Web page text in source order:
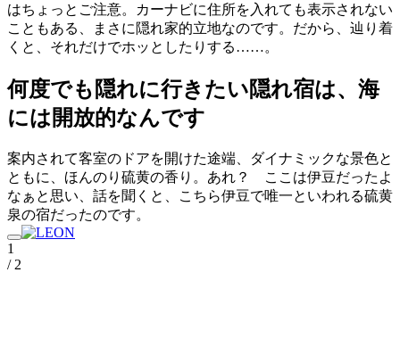
はちょっとご注意。カーナビに住所を入れても表示されない
こともある、まさに隠れ家的立地なのです。だから、辿り着
くと、それだけでホッとしたりする……。
何度でも隠れに行きたい隠れ宿は、海
には開放的なんです
案内されて客室のドアを開けた途端、ダイナミックな景色と
ともに、ほんのり硫黄の香り。あれ？ ここは伊豆だったよ
なぁと思い、話を聞くと、こちら伊豆で唯一といわれる硫黄
泉の宿だったのです。
1
/ 2